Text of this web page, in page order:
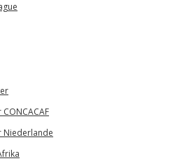
Niederlande